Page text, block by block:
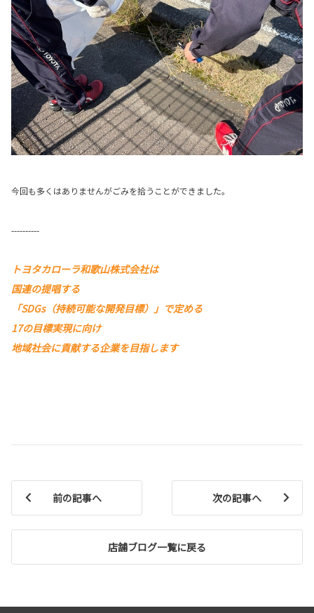
今回も多くはありませんがごみを拾うことができました。
----------
トヨタカローラ和歌山株式会社は
国連の提唱する
「SDGs（持続可能な開発目標）」で定める
17の目標実現に向け
地域社会に貢献する企業を目指します
前の記事へ
店舗ブログ一覧に戻る
次の記事へ